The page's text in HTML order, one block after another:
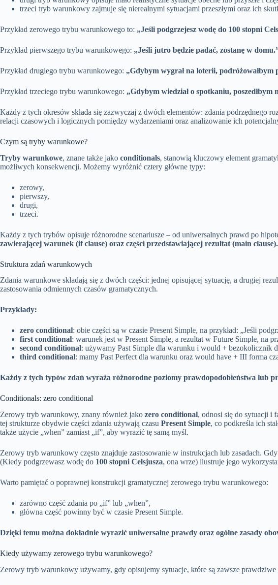
trzeci tryb warunkowy zajmuje się nierealnymi sytuacjami przeszłymi oraz ich
Przykład zerowego trybu warunkowego to: „Jeśli podgrzejesz wodę do 100 stopni
Przykład pierwszego trybu warunkowego: „Jeśli jutro będzie padać, zostanę w
Przykład drugiego trybu warunkowego: „Gdybym wygrał na loterii, podróżowałbym
Przykład trzeciego trybu warunkowego: „Gdybym wiedział o spotkaniu, poszedłbym
Każdy z tych okresów składa się zazwyczaj z dwóch elementów: zdania podrzędnego
relacji czasowych i logicznych pomiędzy wydarzeniami oraz analizowanie ich
Czym są tryby warunkowe?
Tryby warunkowe, znane także jako conditionals, stanowią kluczowy element
możliwych konsekwencji. Możemy wyróżnić cztery główne typy:
zerowy,
pierwszy,
drugi,
trzeci.
Każdy z tych trybów opisuje różnorodne scenariusze – od uniwersalnych prawd po
zawierającej warunek (if clause) oraz części przedstawiającej rezultat (main clause).
Struktura zdań warunkowych
Zdania warunkowe składają się z dwóch części: jednej opisującej sytuację, a drugiej
zastosowania odmiennych czasów gramatycznych.
Przykłady:
zero conditional: obie części są w czasie Present Simple, na przykład: „Jeśli
first conditional: warunek jest w Present Simple, a rezultat w Future Simple, na
second conditional: używamy Past Simple dla warunku i would + bezokolicznik
third conditional: mamy Past Perfect dla warunku oraz would have + III forma
Każdy z tych typów zdań wyraża różnorodne poziomy prawdopodobieństwa lub
Conditionals: zero conditional
Zerowy tryb warunkowy, znany również jako zero conditional, odnosi się do sytuacji i
tej strukturze obydwie części zdania używają czasu Present Simple, co podkreśla ich
także użycie „when” zamiast „if”, aby wyrazić tę samą myśl.
Zerowy tryb warunkowy często znajduje zastosowanie w instrukcjach lub zasadach.
(Kiedy podgrzewasz wodę do 100 stopni Celsjusza, ona wrze) ilustruje jego
Warto pamiętać o poprawnej konstrukcji gramatycznej zerowego trybu warunkowego:
zarówno część zdania po „if” lub „when”,
główna część powinny być w czasie Present Simple.
Dzięki temu można dokładnie wyrazić uniwersalne prawdy oraz ogólne zasady
Kiedy używamy zerowego trybu warunkowego?
Zerowy tryb warunkowy używamy, gdy opisujemy sytuacje, które są zawsze